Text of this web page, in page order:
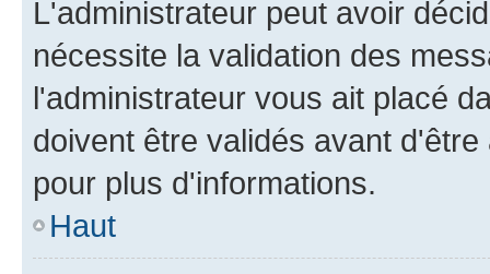
L'administrateur peut avoir
nécessite la validation des
l'administrateur vous ait placé
doivent être validés avant
pour plus d'informations.
Haut